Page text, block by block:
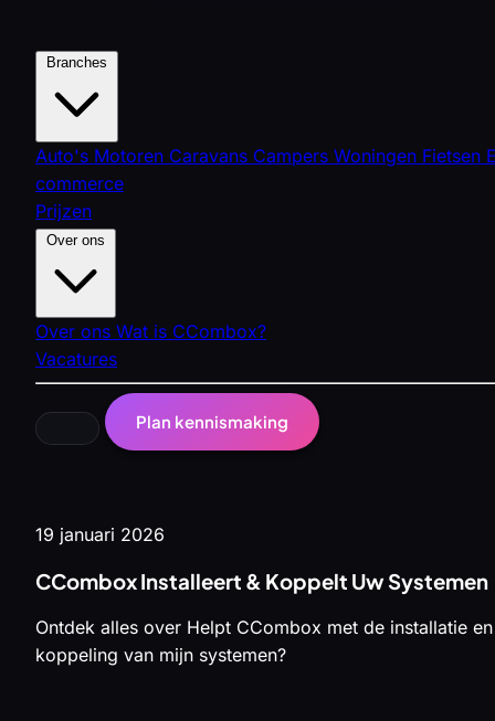
Auto's Motoren Caravans Campers Woningen Fietsen
commerce
Prijzen
Over ons Wat is CCombox?
Vacatures
Plan kennismaking
19 januari 2026
CCombox Installeert & Koppelt Uw Systemen
Ontdek alles over Helpt CCombox met de installatie en
koppeling van mijn systemen?